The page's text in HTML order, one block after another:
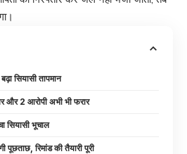
सियासी तापमान
और 2 आरोपी अभी भी फरार
सियासी भूचाल
पूछताछ, रिमांड की तैयारी पूरी